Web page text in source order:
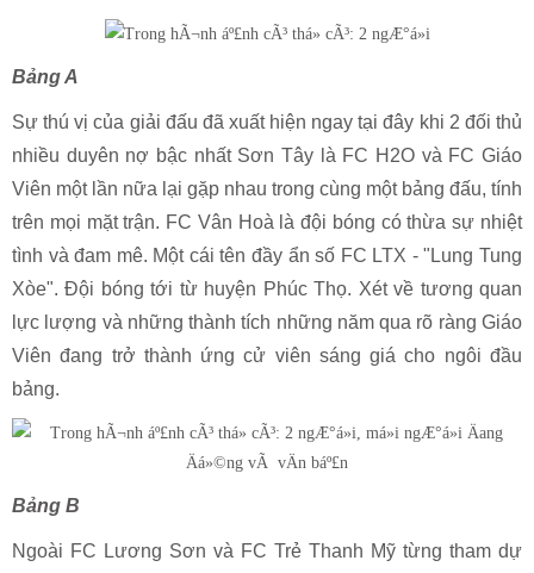
Bảng A
Sự thú vị của giải đấu đã xuất hiện ngay tại đây khi 2 đối thủ
nhiều duyên nợ bậc nhất Sơn Tây là FC H2O và FC Giáo
Viên một lần nữa lại gặp nhau trong cùng một bảng đấu, tính
trên mọi mặt trận. FC Vân Hoà là đội bóng có thừa sự nhiệt
tình và đam mê. Một cái tên đầy ẩn số FC LTX - "Lung Tung
Xòe". Đội bóng tới từ huyện Phúc Thọ. Xét về tương quan
lực lượng và những thành tích những năm qua rõ ràng Giáo
Viên đang trở thành ứng cử viên sáng giá cho ngôi đầu
bảng.
Bảng B
Ngoài FC Lương Sơn và FC Trẻ Thanh Mỹ từng tham dự